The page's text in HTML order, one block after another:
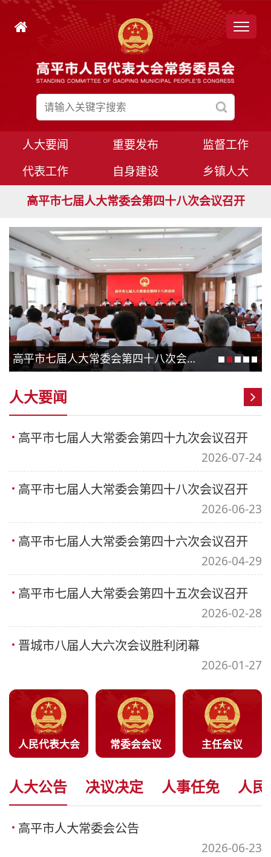
人大要闻 重要发布
监督工作
代表工作
自身建设
乡镇人大
高平市七届人大八次会议胜利闭幕
高平市七届人大常委会第四十九次会议召开
高平市七届人大常委会第四十八次会议召开
高平市七届人大常委会第四十八次会议召开
人大要闻
高平市七届人大常委会第四十九次会议召开
2026-07-24
高平市七届人大常委会第四十八次会议召开
2026-06-23
高平市七届人大常委会第四十六次会议召开
2026-04-29
高平市七届人大常委会第四十五次会议召开
2026-02-28
晋城市八届人大六次会议胜利闭幕
2026-01-27
人民代表大会 常委会会议 主任会议
人大公告 决议决定 人事任免 人民
高平市人大常委会公告
2026-06-23